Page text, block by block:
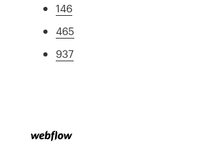
146
465
937